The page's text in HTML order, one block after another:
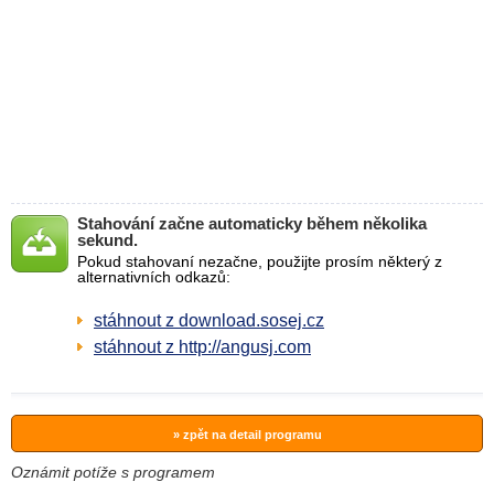
Stahování začne automaticky během několika
sekund.
Pokud stahovaní nezačne, použijte prosím některý z
alternativních odkazů:
stáhnout z download.sosej.cz
stáhnout z http://angusj.com
» zpět na detail programu
Oznámit potíže s programem